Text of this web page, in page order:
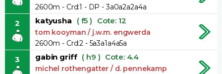
2600m - Crd:1 - DP - 3a0a2a2a4a
2 katyusha ( f5 ) Cote: 12
tom kooyman / j.w.m. engwerda
2600m - Crd:2 - 5a3a1a4a5a
3 gabin griff ( h9 ) Cote: 4.4
michel rothengatter / d. pennekamp